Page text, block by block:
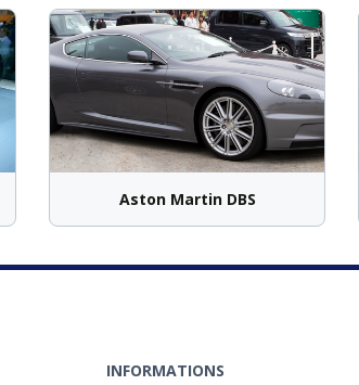
Aston Martin DBS
INFORMATIONS